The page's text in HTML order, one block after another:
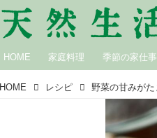
HOME 家庭料理 季節の家仕事
HOME レシピ